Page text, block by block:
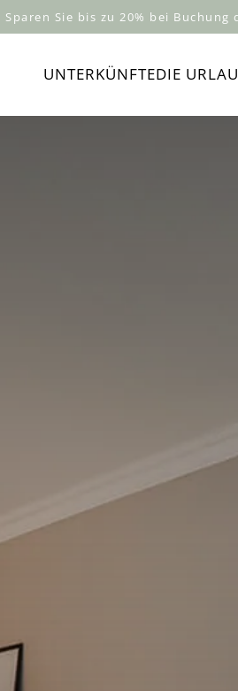
Sparen Sie bis zu 20% bei Buchung
Navigation
UNTERKÜNFTEDIE